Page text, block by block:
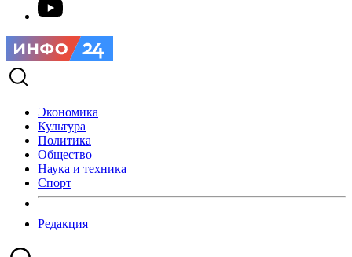
Экономика
Культура
Политика
Общество
Наука и техника
Спорт
Редакция